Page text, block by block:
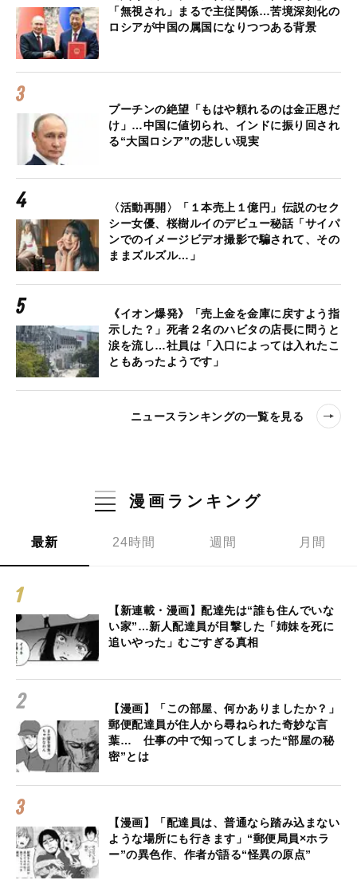
「無視され」まるで主従関係…苦境深刻化の
ロシアが中国の属国になりつつある背景
プーチンの絶望「もはや頼れるのは金正恩だ
け」…中国に値切られ、インドに振り回され
る“大国ロシア”の悲しい現実
〈活動再開〉「１本売上１億円」伝説のセク
シー女優、桜樹ルイのデビュー秘話「サイパ
ンでのイメージビデオ撮影で騙されて、その
ままズルズル…」
《イオン爆発》「売上金を金庫に戻すよう指
示した？」死者２名のハビタの店長に問うと
涙を流し…社員は「入口によっては入れたこ
ともあったようです」
ニュースランキングの一覧を見る
漫画ランキング
最新 24時間 週間 月間
【新連載・漫画】配達先は“誰も住んでいな
い家”…新人配達員が目撃した「姉妹を死に
追いやった」むごすぎる真相
【漫画】「この部屋、何かありましたか？」
郵便配達員が住人から尋ねられた奇妙な言
葉… 仕事の中で知ってしまった“部屋の秘
密”とは
【漫画】「配達員は、普通なら踏み込まない
ような場所にも行きます」“郵便局員×ホラ
ー”の異色作、作者が語る“怪異の原点”